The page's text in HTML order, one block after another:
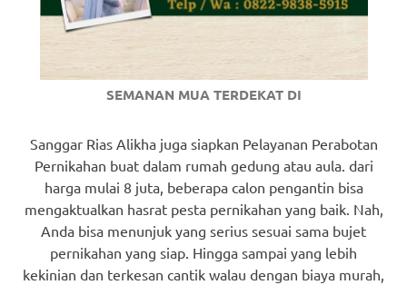
SEMANAN MUA TERDEKAT DI
Sanggar Rias Alikha juga siapkan Pelayanan Perabotan
Pernikahan buat dalam rumah gedung atau aula. dari
harga mulai 8 juta, beberapa calon pengantin bisa
mengaktualkan hasrat pesta pernikahan yang baik. Nah,
Anda bisa menunjuk yang serius sesuai sama bujet
pernikahan yang siap. Hingga sampai yang lebih
kekinian dan terkesan cantik walau dengan biaya murah,